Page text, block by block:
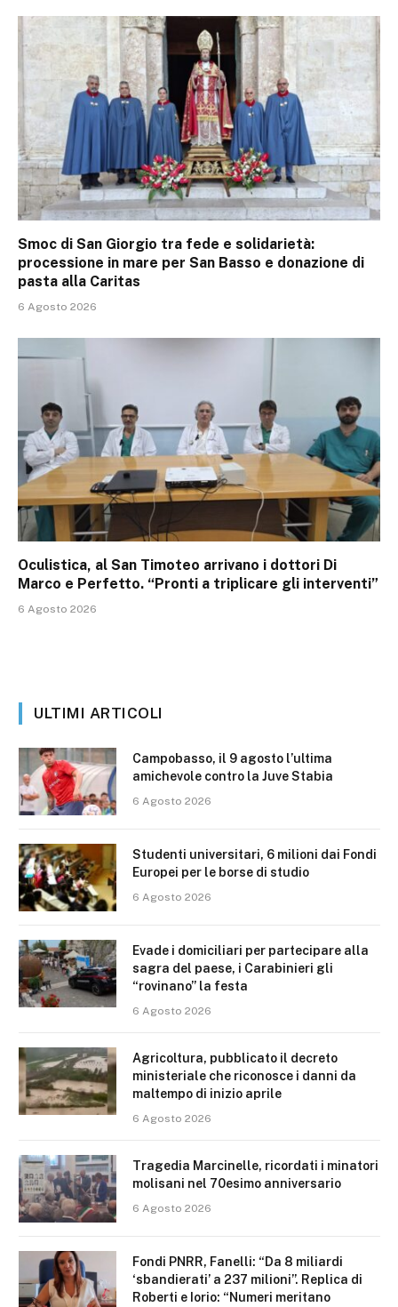
Smoc di San Giorgio tra fede e solidarietà:
processione in mare per San Basso e donazione di
pasta alla Caritas
6 Agosto 2026
Oculistica, al San Timoteo arrivano i dottori Di
Marco e Perfetto. “Pronti a triplicare gli interventi”
6 Agosto 2026
ULTIMI ARTICOLI
Campobasso, il 9 agosto l’ultima
amichevole contro la Juve Stabia
6 Agosto 2026
Studenti universitari, 6 milioni dai Fondi
Europei per le borse di studio
6 Agosto 2026
Evade i domiciliari per partecipare alla
sagra del paese, i Carabinieri gli
“rovinano” la festa
6 Agosto 2026
Agricoltura, pubblicato il decreto
ministeriale che riconosce i danni da
maltempo di inizio aprile
6 Agosto 2026
Tragedia Marcinelle, ricordati i minatori
molisani nel 70esimo anniversario
6 Agosto 2026
Fondi PNRR, Fanelli: “Da 8 miliardi
‘sbandierati’ a 237 milioni”. Replica di
Roberti e Iorio: “Numeri meritano